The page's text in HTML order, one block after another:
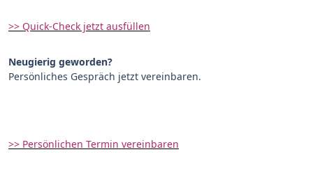
>> Quick-Check jetzt ausfüllen
Neugierig geworden?
Persönliches Gespräch jetzt vereinbaren.
>> Persönlichen Termin vereinbaren